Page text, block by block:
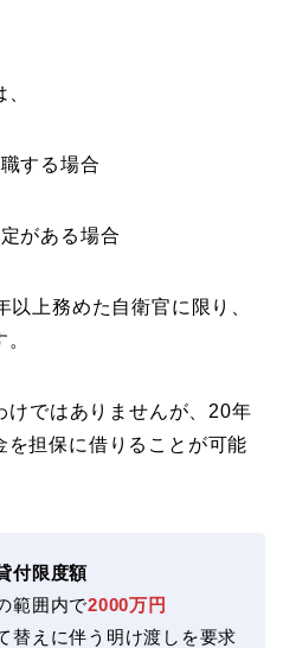
する場合
がある場合
上務めた自衛官に限り、
けではありませんが、20年
を担保に借りることが可能
付限度額
範囲内で2000万円
替えに伴う明け渡しを要求